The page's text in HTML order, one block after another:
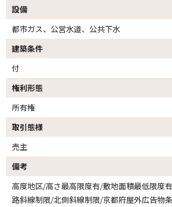
設備
都市ガス、公営水道、公共下水
建築条件
付
権利形態
所有権
取引態様
売主
備考
高度地区/高さ最高限度有/敷地面積最低限度
路斜線制限/北側斜線制限/京都府屋外広告物